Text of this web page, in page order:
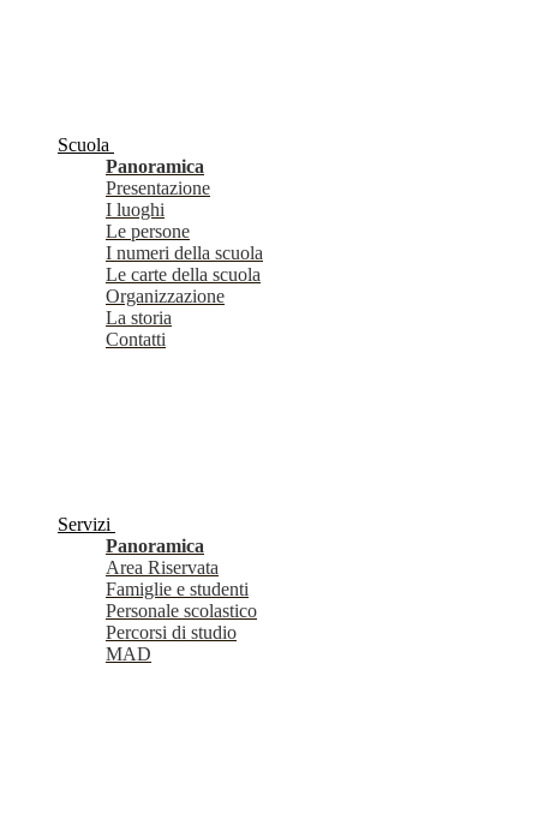
Scuola
Panoramica
Presentazione
I luoghi
Le persone
I numeri della scuola
Le carte della scuola
Organizzazione
La storia
Contatti
Servizi
Panoramica
Area Riservata
Famiglie e studenti
Personale scolastico
Percorsi di studio
MAD